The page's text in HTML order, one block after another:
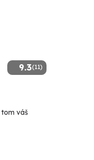
9.3(11)
váš